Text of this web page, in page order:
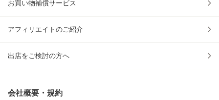
お買い物補償サービス
アフィリエイトのご紹介
出店をご検討の方へ
会社概要・規約